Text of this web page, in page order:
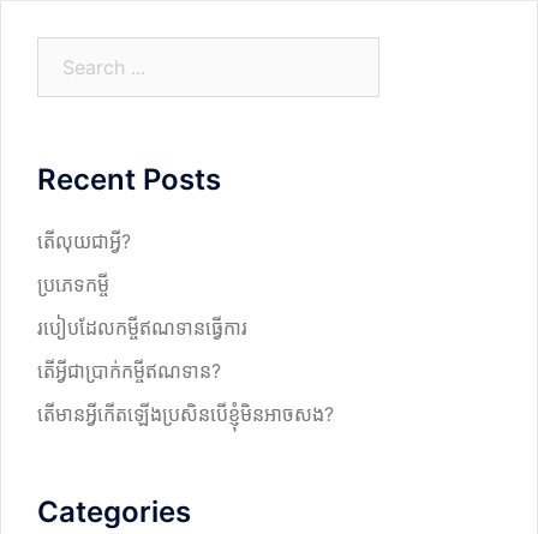
c
Recent Posts
តើលុយជាអ្វី?
ប្រភេទកម្ចី
របៀបដែលកម្ចីឥណទានធ្វើការ
តើអ្វីជាប្រាក់កម្ចីឥណទាន?
តើមានអ្វីកើតឡើងប្រសិនបើខ្ញុំមិនអាចសង?
Categories